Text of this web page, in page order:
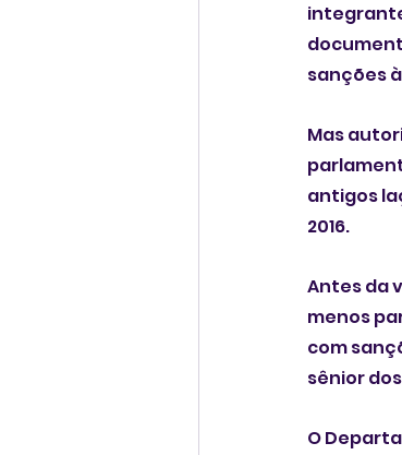
sanções
Mas
antigos
2016.
Antes da
menos
com
sênior dos
O